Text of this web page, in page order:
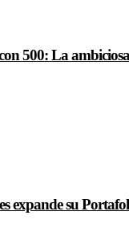
500: La
expande su